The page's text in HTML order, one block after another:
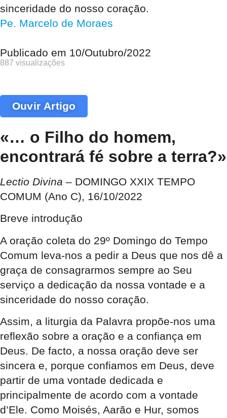
sinceridade do nosso coração.
Pe. Marcelo de Moraes
Publicado em 10/Outubro/2022
887 visualizações
Ouvir Artigo
«… o Filho do homem,
encontrará fé sobre a terra?»
Lectio Divina – DOMINGO XXIX TEMPO
COMUM (Ano C), 16/10/2022
Breve introdução
A oração coleta do 29º Domingo do Tempo
Comum leva-nos a pedir a Deus que nos dê a
graça de consagrarmos sempre ao Seu
serviço a dedicação da nossa vontade e a
sinceridade do nosso coração.
Assim, a liturgia da Palavra propõe-nos uma
reflexão sobre a oração e a confiança em
Deus. De facto, a nossa oração deve ser
sincera e, porque confiamos em Deus, deve
partir de uma vontade dedicada e
principalmente de acordo com a vontade
d’Ele. Como Moisés, Aarão e Hur, somos